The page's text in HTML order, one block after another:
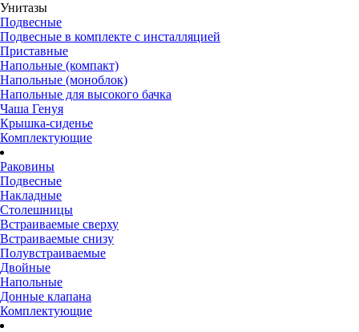
Унитазы
Подвесные
Подвесные в комплекте с инсталляцией
Приставные
Напольные (компакт)
Напольные (моноблок)
Напольные для высокого бачка
Чаша Генуя
Крышка-сиденье
Комплектующие
Раковины
Подвесные
Накладные
Столешницы
Встраиваемые сверху
Встраиваемые снизу
Полувстраиваемые
Двойные
Напольные
Донные клапана
Комплектующие